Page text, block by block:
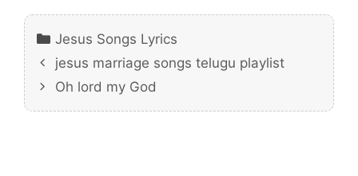
Categories
Jesus Songs Lyrics
jesus marriage songs telugu playlist
Oh lord my God